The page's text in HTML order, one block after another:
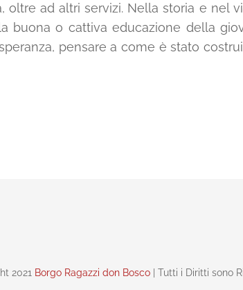
oltre ad altri servizi. Nella storia e nel
buona o cattiva educazione della
pensare a come è stato
2021 Borgo Ragazzi don Bosco| Tutti i Diritti sono